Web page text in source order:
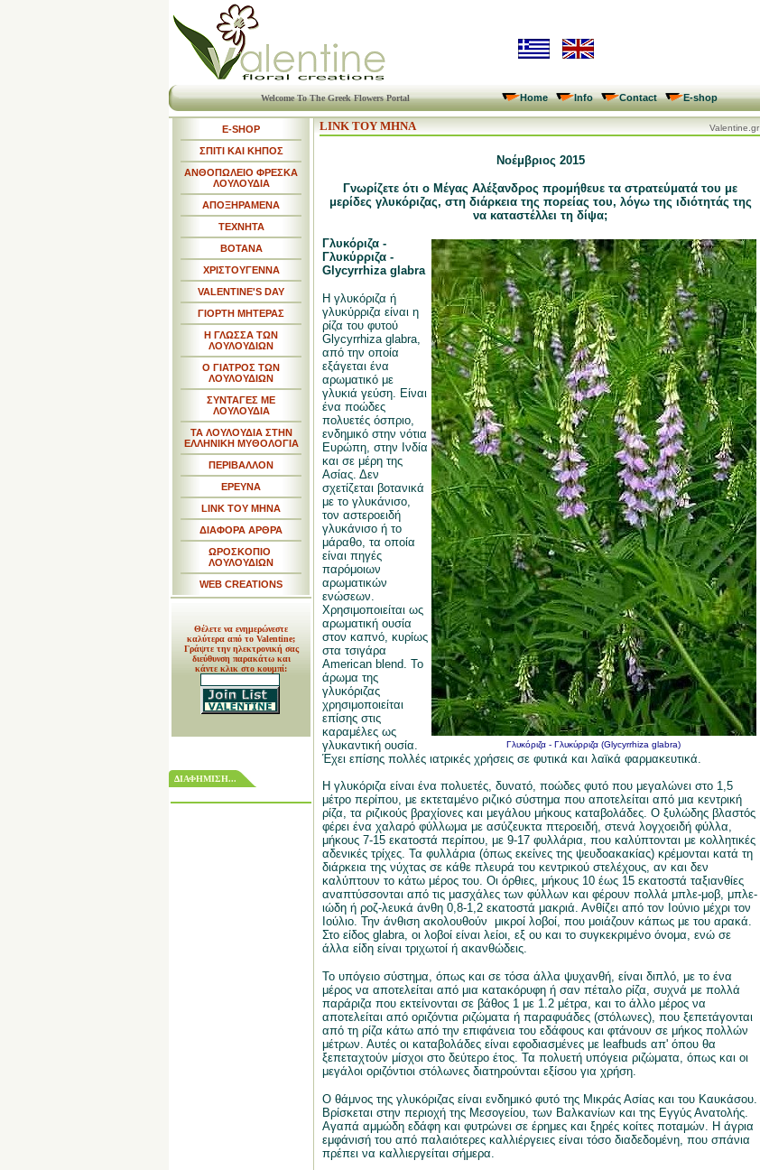
Welcome To The Greek Flowers Portal Home Info Contact E-shop
E-SHOP
ΣΠΙΤΙ ΚΑΙ ΚΗΠΟΣ
ΑΝΘΟΠΩΛΕΙΟ ΦΡΕΣΚΑ
ΛΟΥΛΟΥΔΙΑ
ΑΠΟΞΗΡΑΜΕΝΑ
ΤΕΧΝΗΤΑ
ΒΟΤΑΝΑ
ΧΡΙΣΤΟΥΓΕΝΝΑ
VALENTINE'S DAY
ΓΙΟΡΤΗ ΜΗΤΕΡΑΣ
Η ΓΛΩΣΣΑ ΤΩΝ
ΛΟΥΛΟΥΔΙΩΝ
Ο ΓΙΑΤΡΟΣ ΤΩΝ
ΛΟΥΛΟΥΔΙΩΝ
ΣΥΝΤΑΓΕΣ ΜΕ
ΛΟΥΛΟΥΔΙΑ
ΤΑ ΛΟΥΛΟΥΔΙΑ ΣΤΗΝ
ΕΛΛΗΝΙΚΗ ΜΥΘΟΛΟΓΙΑ
ΠΕΡΙΒΑΛΛΟΝ
ΕΡΕΥΝΑ
LINK TOY MHNA
ΔΙΑΦΟΡΑ ΑΡΘΡΑ
ΩΡΟΣΚΟΠΙΟ
ΛΟΥΛΟΥΔΙΩΝ
WEB CREATIONS
Θέλετε να ενημερώνεστε
καλύτερα από το Valentine;
Γράψτε την ηλεκτρονική σας
διεύθυνση παρακάτω και
κάντε κλικ στο κουμπί:
ΔΙΑΦΗΜΙΣΗ...
LINK ΤΟΥ ΜΗΝΑ Valentine.gr
Νοέμβριος 2015
Γνωρίζετε ότι ο Μέγας Αλέξανδρος προμήθευε τα στρατεύματά του με
μερίδες γλυκόριζας, στη διάρκεια της πορείας του, λόγω της ιδιότητάς της
να καταστέλλει τη δίψα;
Γλυκόριζα - Γλυκύρριζα (Glycyrrhiza glabra)
Γλυκόριζα -
Γλυκύρριζα -
Glycyrrhiza glabra
Η γλυκόριζα ή
γλυκύρριζα είναι η
ρίζα του φυτού
Glycyrrhiza glabra,
από την οποία
εξάγεται ένα
αρωματικό με
γλυκιά γεύση. Είναι
ένα ποώδες
πολυετές όσπριο,
ενδημικό στην νότια
Ευρώπη, στην Ινδία
και σε μέρη της
Ασίας. Δεν
σχετίζεται βοτανικά
με το γλυκάνισο,
τον αστεροειδή
γλυκάνισο ή το
μάραθο, τα οποία
είναι πηγές
παρόμοιων
αρωματικών
ενώσεων.
Χρησιμοποιείται ως
αρωματική ουσία
στον καπνό, κυρίως
στα τσιγάρα
American blend. Το
άρωμα της
γλυκόριζας
χρησιμοποιείται
επίσης στις
καραμέλες ως
γλυκαντική ουσία.
Έχει επίσης πολλές ιατρικές χρήσεις σε φυτικά και λαϊκά φαρμακευτικά.
Η γλυκόριζα είναι ένα πολυετές, δυνατό, ποώδες φυτό που μεγαλώνει στο 1,5
μέτρο περίπου, με εκτεταμένο ριζικό σύστημα που αποτελείται από μια κεντρική
ρίζα, τα ριζικούς βραχίονες και μεγάλου μήκους καταβολάδες. Ο ξυλώδης βλαστός
φέρει ένα χαλαρό φύλλωμα με ασύζευκτα πτεροειδή, στενά λογχοειδή φύλλα,
μήκους 7-15 εκατοστά περίπου, με 9-17 φυλλάρια, που καλύπτονται με κολλητικές
αδενικές τρίχες. Τα φυλλάρια (όπως εκείνες της ψευδοακακίας) κρέμονται κατά τη
διάρκεια της νύχτας σε κάθε πλευρά του κεντρικού στελέχους, αν και δεν
καλύπτουν το κάτω μέρος του. Οι όρθιες, μήκους 10 έως 15 εκατοστά ταξιανθίες
αναπτύσσονται από τις μασχάλες των φύλλων και φέρουν πολλά μπλε-μοβ, μπλε-
ιώδη ή ροζ-λευκά άνθη 0,8-1,2 εκατοστά μακριά. Ανθίζει από τον Ιούνιο μέχρι τον
Ιούλιο. Την άνθιση ακολουθούν μικροί λοβοί, που μοιάζουν κάπως με του αρακά.
Στο είδος glabra, οι λοβοί είναι λείοι, εξ ου και το συγκεκριμένο όνομα, ενώ σε
άλλα είδη είναι τριχωτοί ή ακανθώδεις.
Το υπόγειο σύστημα, όπως και σε τόσα άλλα ψυχανθή, είναι διπλό, με το ένα
μέρος να αποτελείται από μια κατακόρυφη ή σαν πέταλο ρίζα, συχνά με πολλά
παράριζα που εκτείνονται σε βάθος 1 με 1.2 μέτρα, και το άλλο μέρος να
αποτελείται από οριζόντια ριζώματα ή παραφυάδες (στόλωνες), που ξεπετάγονται
από τη ρίζα κάτω από την επιφάνεια του εδάφους και φτάνουν σε μήκος πολλών
μέτρων. Αυτές οι καταβολάδες είναι εφοδιασμένες με leafbuds απ' όπου θα
ξεπεταχτούν μίσχοι στο δεύτερο έτος. Τα πολυετή υπόγεια ριζώματα, όπως και οι
μεγάλοι οριζόντιοι στόλωνες διατηρούνται εξίσου για χρήση.
Ο θάμνος της γλυκόριζας είναι ενδημικό φυτό της Μικράς Ασίας και του Καυκάσου.
Βρίσκεται στην περιοχή της Μεσογείου, των Βαλκανίων και της Εγγύς Ανατολής.
Αγαπά αμμώδη εδάφη και φυτρώνει σε έρημες και ξηρές κοίτες ποταμών. Η άγρια
εμφάνισή του από παλαιότερες καλλιέργειες είναι τόσο διαδεδομένη, που σπάνια
πρέπει να καλλιεργείται σήμερα.